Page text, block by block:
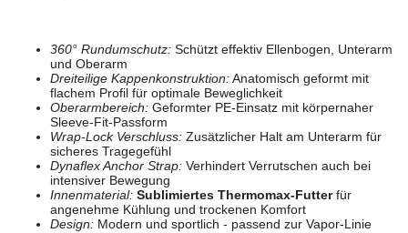
360° Rundumschutz: Schützt effektiv Ellenbogen, Unterarm
und Oberarm
Dreiteilige Kappenkonstruktion:Anatomisch geformt mit
flachem Profil für optimale Beweglichkeit
Oberarmbereich: Geformter PE-Einsatz mit körpernaher
Sleeve-Fit-Passform
Wrap-Lock Verschluss: Zusätzlicher Halt am Unterarm für
sicheres Tragegefühl
Dynaflex Anchor Strap: Verhindert Verrutschen auch bei
intensiver Bewegung
Innenmaterial: Sublimiertes Thermomax-Futterfür
angenehme Kühlung und trockenen Komfort
Design: Modern und sportlich - passend zur Vapor-Linie